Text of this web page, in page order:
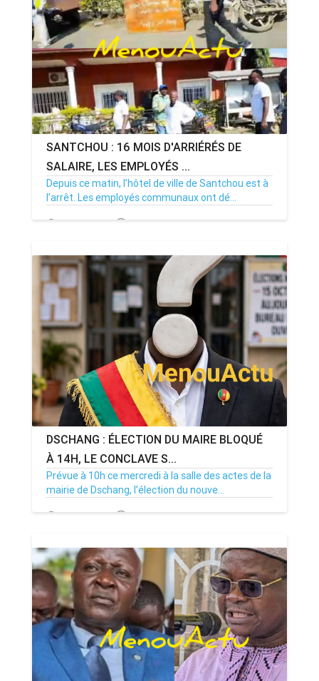
SANTCHOU : 16 MOIS D'ARRIÉRÉS DE
SALAIRE, LES EMPLOYÉS ...
Depuis ce matin, l’hôtel de ville de Santchou est à
l’arrêt. Les employés communaux ont dé...
20/07/26 Par MenouActu 0
DSCHANG : ÉLECTION DU MAIRE BLOQUÉ
À 14H, LE CONCLAVE S...
Prévue à 10h ce mercredi à la salle des actes de la
mairie de Dschang, l’élection du nouve...
15/07/26 Par MenouActu 0